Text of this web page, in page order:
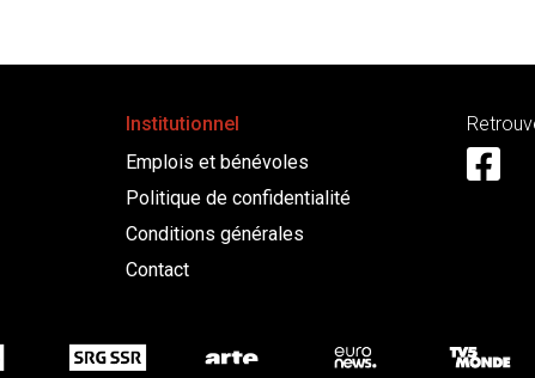
Institutionnel
Emplois et bénévoles
Politique de confidentialité
Conditions générales
Contact